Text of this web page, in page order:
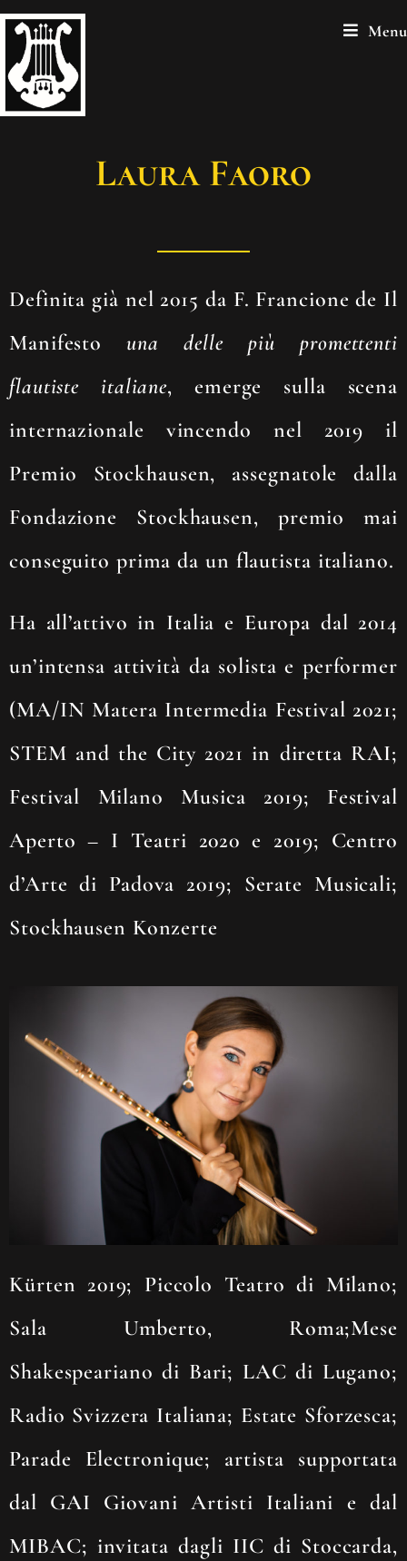
Menu
Laura Faoro
Definita già nel 2015 da F. Francione de Il
Manifestouna delle più promettenti
flautiste italiane, emerge sulla scena
internazionale vincendo nel 2019 il
Premio Stockhausen, assegnatole dalla
Fondazione Stockhausen, premio mai
conseguito prima da un flautista italiano.
Ha all’attivo in Italia e Europa dal 2014
un’intensa attività da solista e performer
(MA/IN Matera Intermedia Festival 2021;
STEM and the City 2021 in diretta RAI;
Festival Milano Musica 2019; Festival
Aperto – I Teatri 2020 e 2019; Centro
d’Arte di Padova 2019; Serate Musicali;
Stockhausen Konzerte
Kürten 2019; Piccolo Teatro di Milano;
Sala Umberto, Roma;Mese
Shakespeariano di Bari; LAC di Lugano;
Radio Svizzera Italiana; Estate Sforzesca;
Parade Electronique; artista supportata
dal GAI Giovani Artisti Italiani e dal
MIBAC; invitata dagli IIC di Stoccarda,